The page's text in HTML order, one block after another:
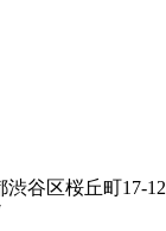
渋谷区桜丘町17-12